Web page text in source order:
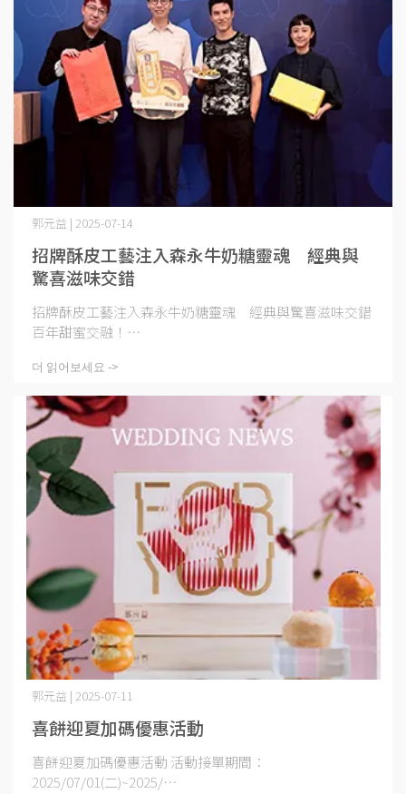
招牌酥皮工藝注入森永牛奶糖靈魂 經典與
驚喜滋味交錯
郭元益 | 2025-07-14
招牌酥皮工藝注入森永牛奶糖靈魂 經典與驚喜滋味交錯
百年甜蜜交融！⋯
더 읽어보세요 ->
喜餅迎夏加碼優惠活動
郭元益 | 2025-07-11
喜餅迎夏加碼優惠活動 活動接單期間：
2025/07/01(二)~2025/⋯